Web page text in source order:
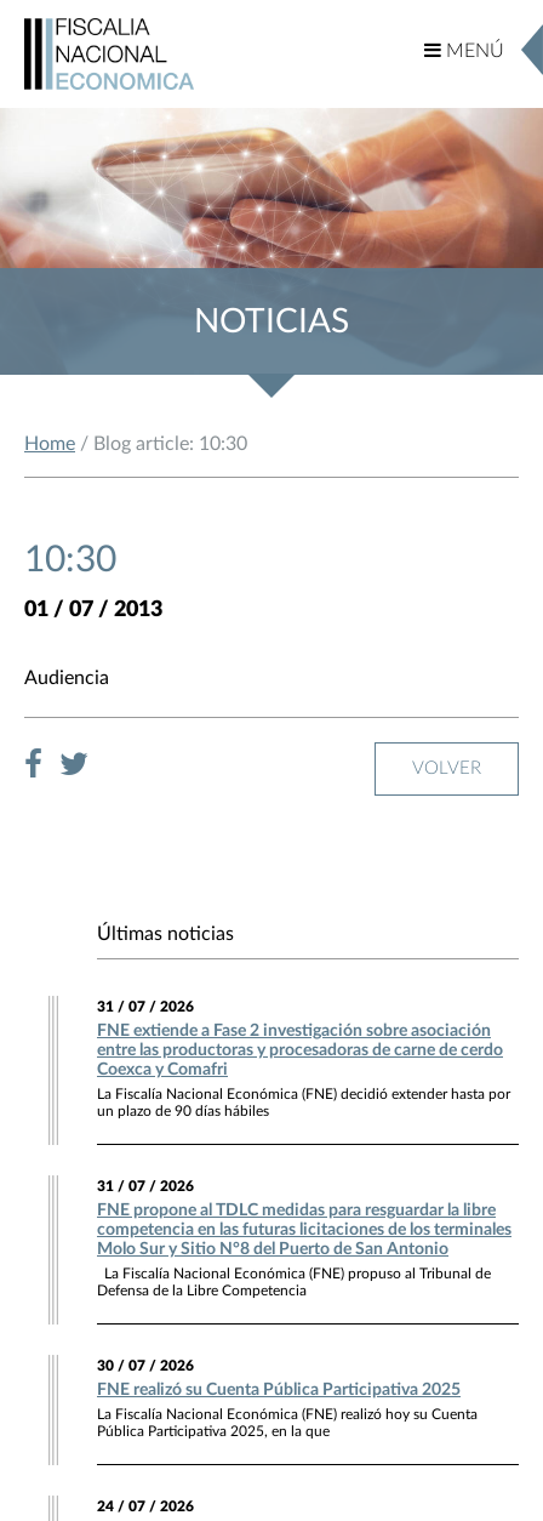
MENÚ
MENÚ
NOTICIAS
Home / Blog article: 10:30
10:30
01 / 07 / 2013
Audiencia
VOLVER
Últimas noticias
31 / 07 / 2026
FNE extiende a Fase 2 investigación sobre asociación
entre las productoras y procesadoras de carne de cerdo
Coexca y Comafri
La Fiscalía Nacional Económica (FNE) decidió extender hasta por
un plazo de 90 días hábiles
31 / 07 / 2026
FNE propone al TDLC medidas para resguardar la libre
competencia en las futuras licitaciones de los terminales
Molo Sur y Sitio N°8 del Puerto de San Antonio
La Fiscalía Nacional Económica (FNE) propuso al Tribunal de
Defensa de la Libre Competencia
30 / 07 / 2026
FNE realizó su Cuenta Pública Participativa 2025
La Fiscalía Nacional Económica (FNE) realizó hoy su Cuenta
Pública Participativa 2025, en la que
24 / 07 / 2026